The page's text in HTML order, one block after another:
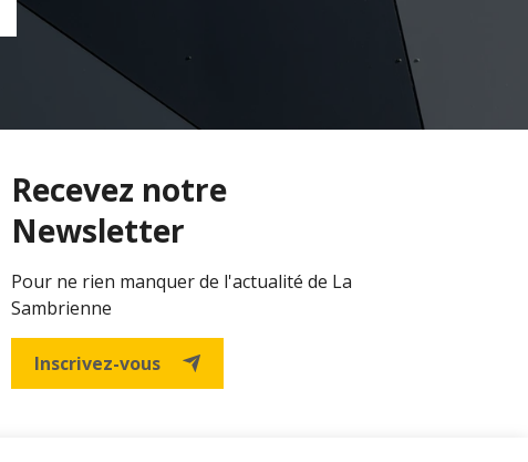
Recevez notre
Newsletter
Pour ne rien manquer de l'actualité de La
Sambrienne
Inscrivez-vous